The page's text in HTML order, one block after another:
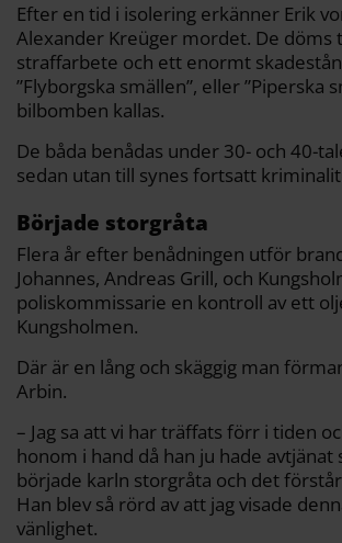
Efter en tid i isolering erkänner Erik
Alexander Kreüger mordet. De döms
straffarbete och ett enormt
”Flyborgska smällen”, eller ”Piperska
bilbomben kallas.
De båda benådas under 30- och 40-
sedan utan till synes fortsatt
Började storgråta
Flera år efter benådningen utför
Johannes, Andreas Grill, och
poliskommissarie en kontroll av ett
Kungsholmen.
Där är en lång och skäggig man
Arbin.
– Jag sa att vi har träffats förr i tiden
honom i hand då han ju hade avtjänat
började karln storgråta och det
Han blev så rörd av att jag visade
vänlighet.